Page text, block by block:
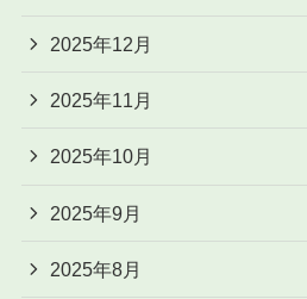
2025年12月
2025年11月
2025年10月
2025年9月
2025年8月